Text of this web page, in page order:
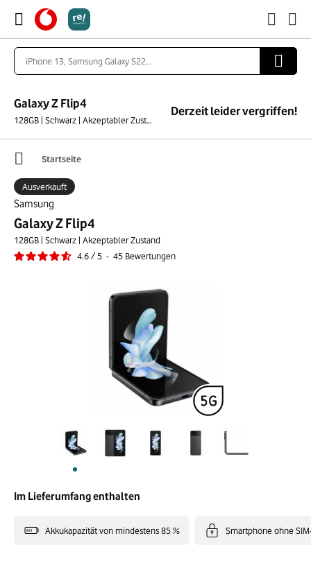
Galaxy Z Flip4
128GB | Schwarz | Akzeptabler Zustand
Derzeit leider vergriffen!
Startseite
Samsung
Galaxy Z Flip4
128GB | Schwarz | Akzeptabler Zustand
4.6/5 - 45 Bewertungen
Ausverkauft
Im Lieferumfang enthalten
Akkukapazität von mindestens 85 % Smartphone ohne